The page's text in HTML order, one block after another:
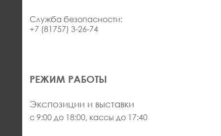
Служба безопасности:
+7 (81757) 3-26-74
РЕЖИМ РАБОТЫ
Экспозиции и выставки
с 9:00 до 18:00, кассы до 17:40